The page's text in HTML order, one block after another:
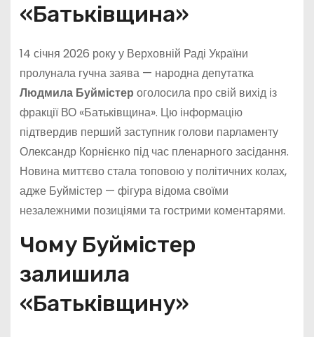
«Батьківщина»
14 січня 2026 року у Верховній Раді України
пролунала гучна заява — народна депутатка
Людмила Буймістер оголосила про свій вихід із
фракції ВО «Батьківщина». Цю інформацію
підтвердив перший заступник голови парламенту
Олександр Корнієнко під час пленарного засідання.
Новина миттєво стала топовою у політичних колах,
адже Буймістер — фігура відома своїми
незалежними позиціями та гострими коментарями.
Чому Буймістер
залишила
«Батьківщину»